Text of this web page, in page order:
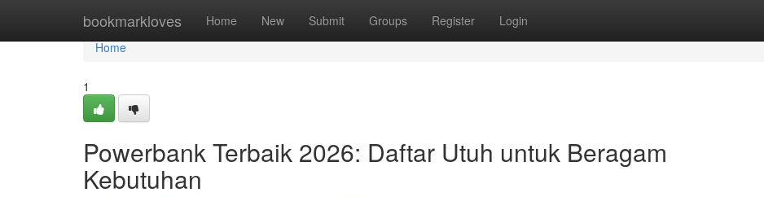
bookmarkloves Home New Submit Groups Register Login
Home
Home
1
Powerbank Terbaik 2026: Daftar Utuh untuk Beragam
Kebutuhan